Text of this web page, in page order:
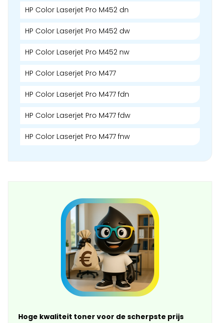
HP Color Laserjet Pro M452 dn
HP Color Laserjet Pro M452 dw
HP Color Laserjet Pro M452 nw
HP Color Laserjet Pro M477
HP Color Laserjet Pro M477 fdn
HP Color Laserjet Pro M477 fdw
HP Color Laserjet Pro M477 fnw
Hoge kwaliteit toner voor de scherpste prijs